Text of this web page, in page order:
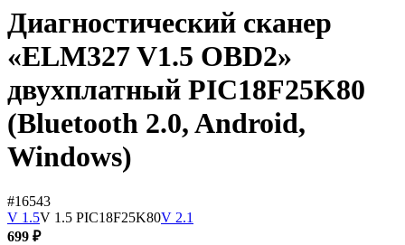
Диагностический сканер
«ELM327 V1.5 OBD2»
двухплатный PIC18F25K80
(Bluetooth 2.0, Android,
Windows)
#16543
V 1.5V 1.5 PIC18F25K80V 2.1
699 ₽